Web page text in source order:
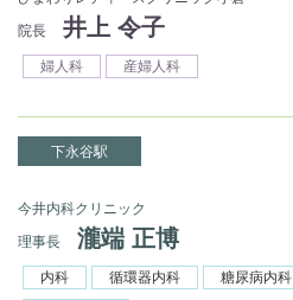
院長
井上 令子
婦人科 産婦人科
下永谷駅
今井内科クリニック
理事長
瀧端 正博
内科 循環器内科 糖尿病内科